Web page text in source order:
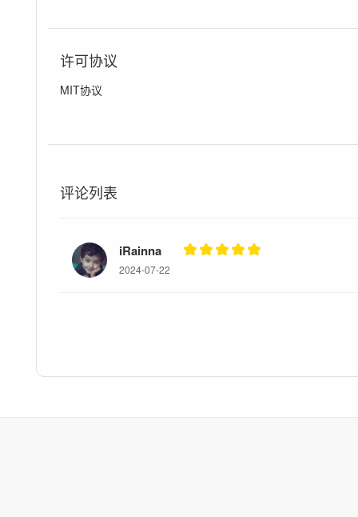
许可协议
MIT协议
评论列表
iRainna
2024-07-22